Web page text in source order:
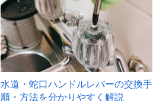
水道・蛇口ハンドルレバーの交換手
順・方法を分かりやすく解説